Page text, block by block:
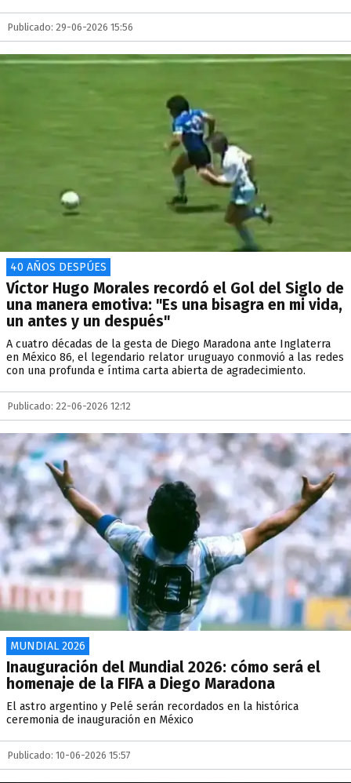
Publicado: 29-06-2026 15:56
40 AÑOS DESPÚES
Víctor Hugo Morales recordó el Gol del Siglo de
una manera emotiva: "Es una bisagra en mi vida,
un antes y un después"
A cuatro décadas de la gesta de Diego Maradona ante Inglaterra
en México 86, el legendario relator uruguayo conmovió a las redes
con una profunda e íntima carta abierta de agradecimiento.
Publicado: 22-06-2026 12:12
MUNDIAL 2026
Inauguración del Mundial 2026: cómo será el
homenaje de la FIFA a Diego Maradona
El astro argentino y Pelé serán recordados en la histórica
ceremonia de inauguración en México
Publicado: 10-06-2026 15:57